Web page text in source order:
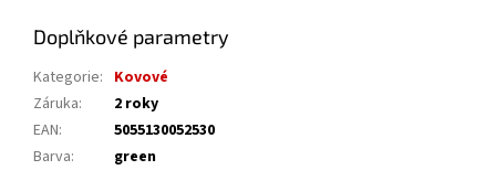
Doplňkové parametry
Kategorie: Kovové
Záruka:
2 roky
EAN:
5055130052530
Barva:
green